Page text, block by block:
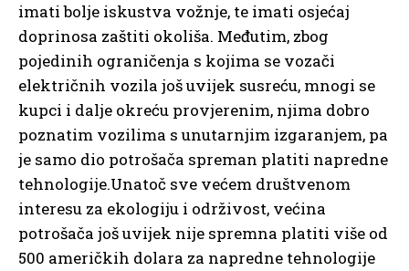
imati bolje iskustva vožnje, te imati osjećaj
doprinosa zaštiti okoliša. Međutim, zbog
pojedinih ograničenja s kojima se vozači
električnih vozila još uvijek susreću, mnogi se
kupci i dalje okreću provjerenim, njima dobro
poznatim vozilima s unutarnjim izgaranjem, pa
je samo dio potrošača spreman platiti napredne
tehnologije.Unatoč sve većem društvenom
interesu za ekologiju i održivost, većina
potrošača još uvijek nije spremna platiti više od
500 američkih dolara za napredne tehnologije